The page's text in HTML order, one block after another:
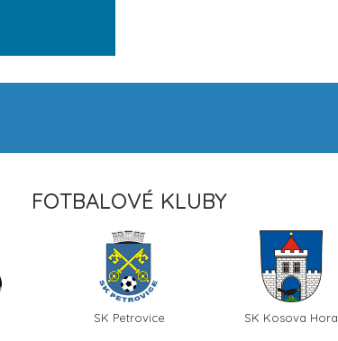
FOTBALOVÉ KLUBY
SK Petrovice SK Kosova Hora